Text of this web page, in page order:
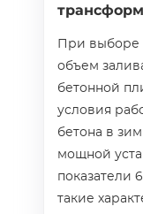
При выборе
объем
бетонной
условия
бетона в
мощной
показатели
такие